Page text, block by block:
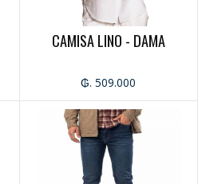
CAMISA LINO - DAMA
₲. 509.000